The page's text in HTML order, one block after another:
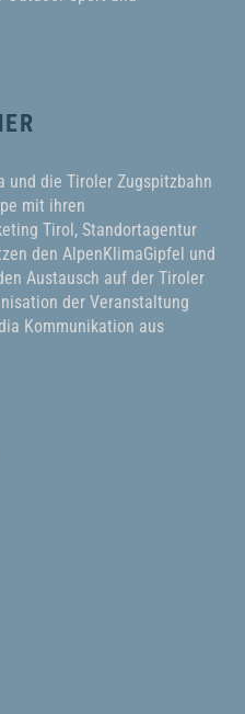
und die Tiroler Zugspitzbahn
mit ihren
Tirol, Standortagentur
den AlpenKlimaGipfel und
Austausch auf der Tiroler
der Veranstaltung
Kommunikation aus